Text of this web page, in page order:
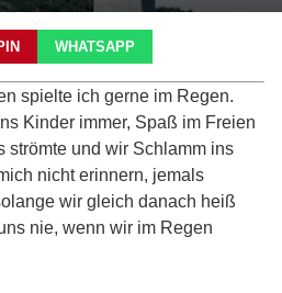
WHATSAPP
spielte ich gerne im Regen.
Kinder immer, Spaß im Freien
strömte und wir Schlamm ins
nicht erinnern, jemals
wir gleich danach heiß
nie, wenn wir im Regen